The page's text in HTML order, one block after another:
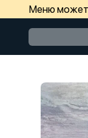
Меню может